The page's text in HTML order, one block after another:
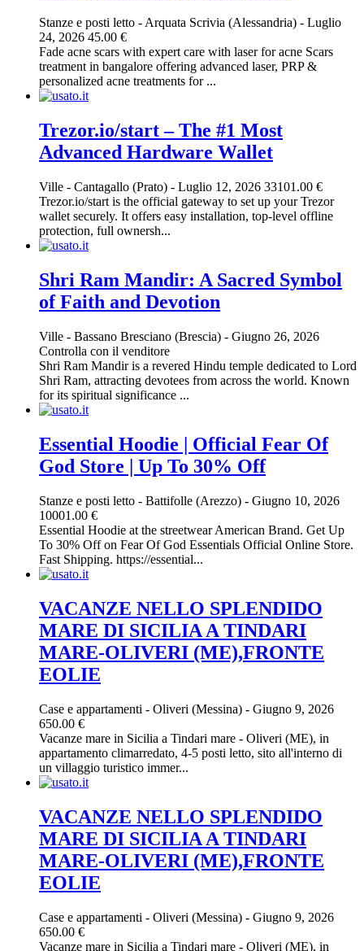
Stanze e posti letto -Arquata Scrivia (Alessandria) - Luglio
24, 2026 45.00 €
Fade acne scars with expert care with laser for acne Scars
treatment in bangalore offering advanced laser, PRP &
personalized acne treatments for ...
Trezor.io/start – The #1 Most
Advanced Hardware Wallet
Ville - Cantagallo (Prato) - Luglio 12, 2026 33101.00 €
Trezor.io/start is the official gateway to set up your Trezor
wallet securely. It offers easy installation, top-level offline
protection, full ownersh...
Shri Ram Mandir: A Sacred Symbol
of Faith and Devotion
Ville - Bassano Bresciano (Brescia) - Giugno 26, 2026
Controlla con il venditore
Shri Ram Mandir is a revered Hindu temple dedicated to Lord
Shri Ram, attracting devotees from across the world. Known
for its spiritual significance ...
Essential Hoodie | Official Fear Of
God Store | Up To 30% Off
Stanze e posti letto - Battifolle (Arezzo) - Giugno 10, 2026
10001.00 €
Essential Hoodie at the streetwear American Brand. Get Up
To 30% Off on Fear Of God Essentials Official Online Store.
Fast Shipping. https://essential...
VACANZE NELLO SPLENDIDO
MARE DI SICILIA A TINDARI
MARE-OLIVERI (ME),FRONTE
EOLIE
Case e appartamenti - Oliveri (Messina) - Giugno 9, 2026
650.00 €
Vacanze mare in Sicilia a Tindari mare - Oliveri (ME), in
appartamento climarredato, 4-5 posti letto, sito all'interno di
un villaggio turistico immer...
VACANZE NELLO SPLENDIDO
MARE DI SICILIA A TINDARI
MARE-OLIVERI (ME),FRONTE
EOLIE
Case e appartamenti - Oliveri (Messina) - Giugno 9, 2026
650.00 €
Vacanze mare in Sicilia a Tindari mare - Oliveri (ME), in